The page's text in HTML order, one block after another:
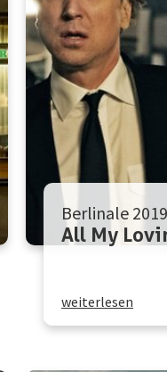
Berlinale 2019
All My
weiterlesen